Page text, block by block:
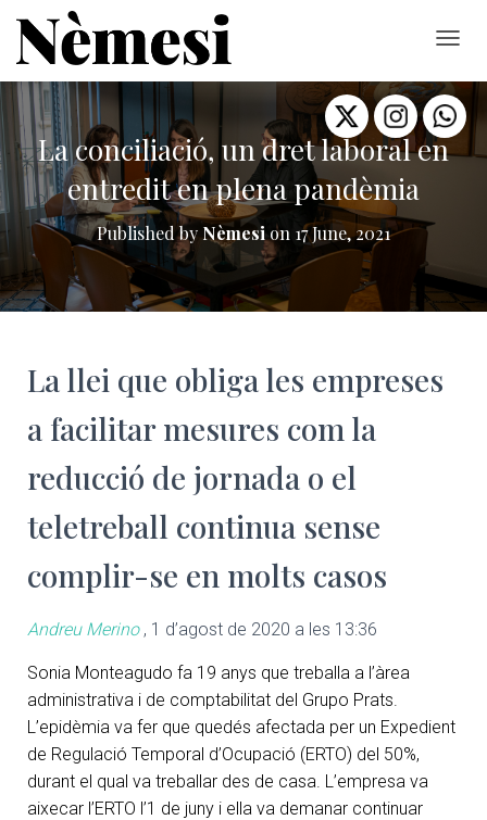
G
G
L
E
A
T
La conciliació, un dret laboral en
entredit en plena pandèmia
Published byNèmesion 17 June, 2021
La llei que obliga les empreses
a facilitar mesures com la
reducció de jornada o el
teletreball continua sense
complir-se en molts casos
Andreu Merino, 1 d’agost de 2020 a les 13:36
Sonia Monteagudo fa 19 anys que treballa a l’àrea
administrativa i de comptabilitat del Grupo Prats.
L’epidèmia va fer que quedés afectada per un Expedient
de Regulació Temporal d’Ocupació (ERTO) del 50%,
durant el qual va treballar des de casa. L’empresa va
aixecar l’ERTO l’1 de juny i ella va demanar continuar